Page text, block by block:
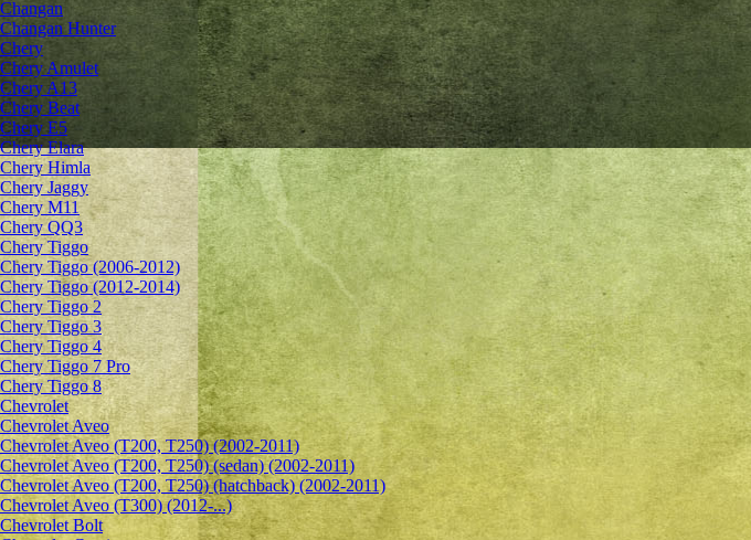
Changan
Changan Hunter
Chery
Chery Amulet
Chery A13
Chery Beat
Chery E5
Chery Elara
Chery Himla
Chery Jaggy
Chery M11
Chery QQ3
Chery Tiggo
Chery Tiggo (2006-2012)
Chery Tiggo (2012-2014)
Chery Tiggo 2
Chery Tiggo 3
Chery Tiggo 4
Chery Tiggo 7 Pro
Chery Tiggo 8
Chevrolet
Сhevrolet Aveo
Chevrolet Aveo (T200, T250) (2002-2011)
Chevrolet Aveo (T200, T250) (sedan) (2002-2011)
Chevrolet Aveo (T200, T250) (hatchback) (2002-2011)
Chevrolet Aveo (T300) (2012-...)
Chevrolet Bolt